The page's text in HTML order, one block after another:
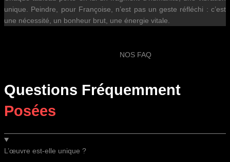
unique. Peindre, pour Françoise, n’est pas un geste réfléchi : c’est
une nécessité, un bonheur brut, une énergie vitale.
NOS FAQ
Questions Fréquemment
Posées
L’œuvre est-elle unique ?